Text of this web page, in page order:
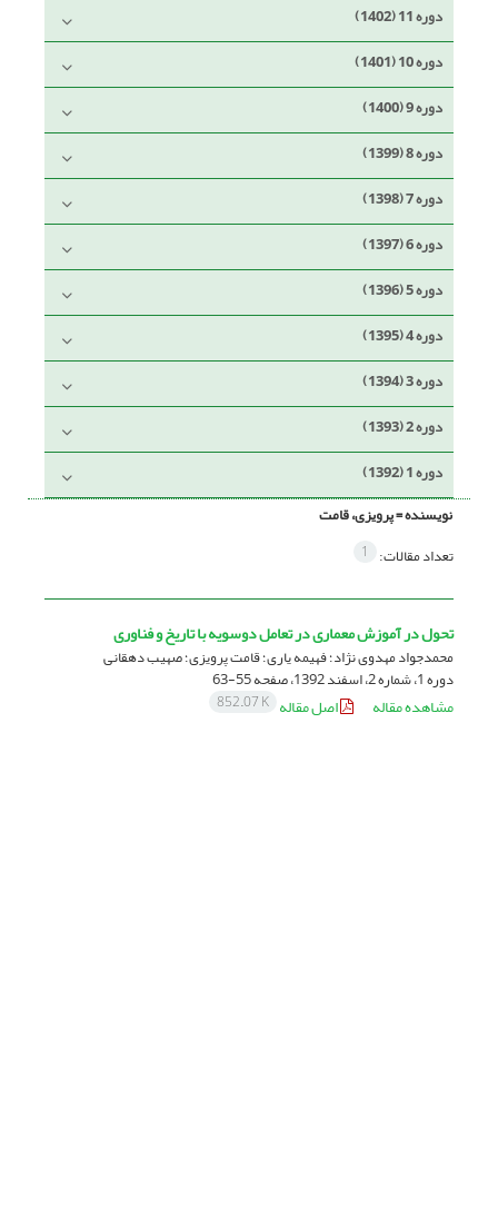
دوره 11 (1402)
دوره 10 (1401)
دوره 9 (1400)
دوره 8 (1399)
دوره 7 (1398)
دوره 6 (1397)
دوره 5 (1396)
دوره 4 (1395)
دوره 3 (1394)
دوره 2 (1393)
دوره 1 (1392)
نویسنده =پرویزی، قامت
تعداد مقالات: 1
تحول در آموزش معماری در تعامل دوسویه با تاریخ و فناوری
محمد‎جواد مهدوی‎ نژاد؛ فهیمه یاری؛ قامت پرویزی؛ صهیب دهقانی
دوره 1، شماره 2، اسفند 1392، صفحه 55-63
مشاهده مقاله اصل مقاله 852.07 K